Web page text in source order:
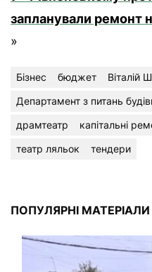
запланували ремонт
»
Бізнес бюджет Віталій
Департамент з питань
драмтеатр
капітальні
театр ляльок
тендери
ПОПУЛЯРНІ МАТЕРІАЛИ